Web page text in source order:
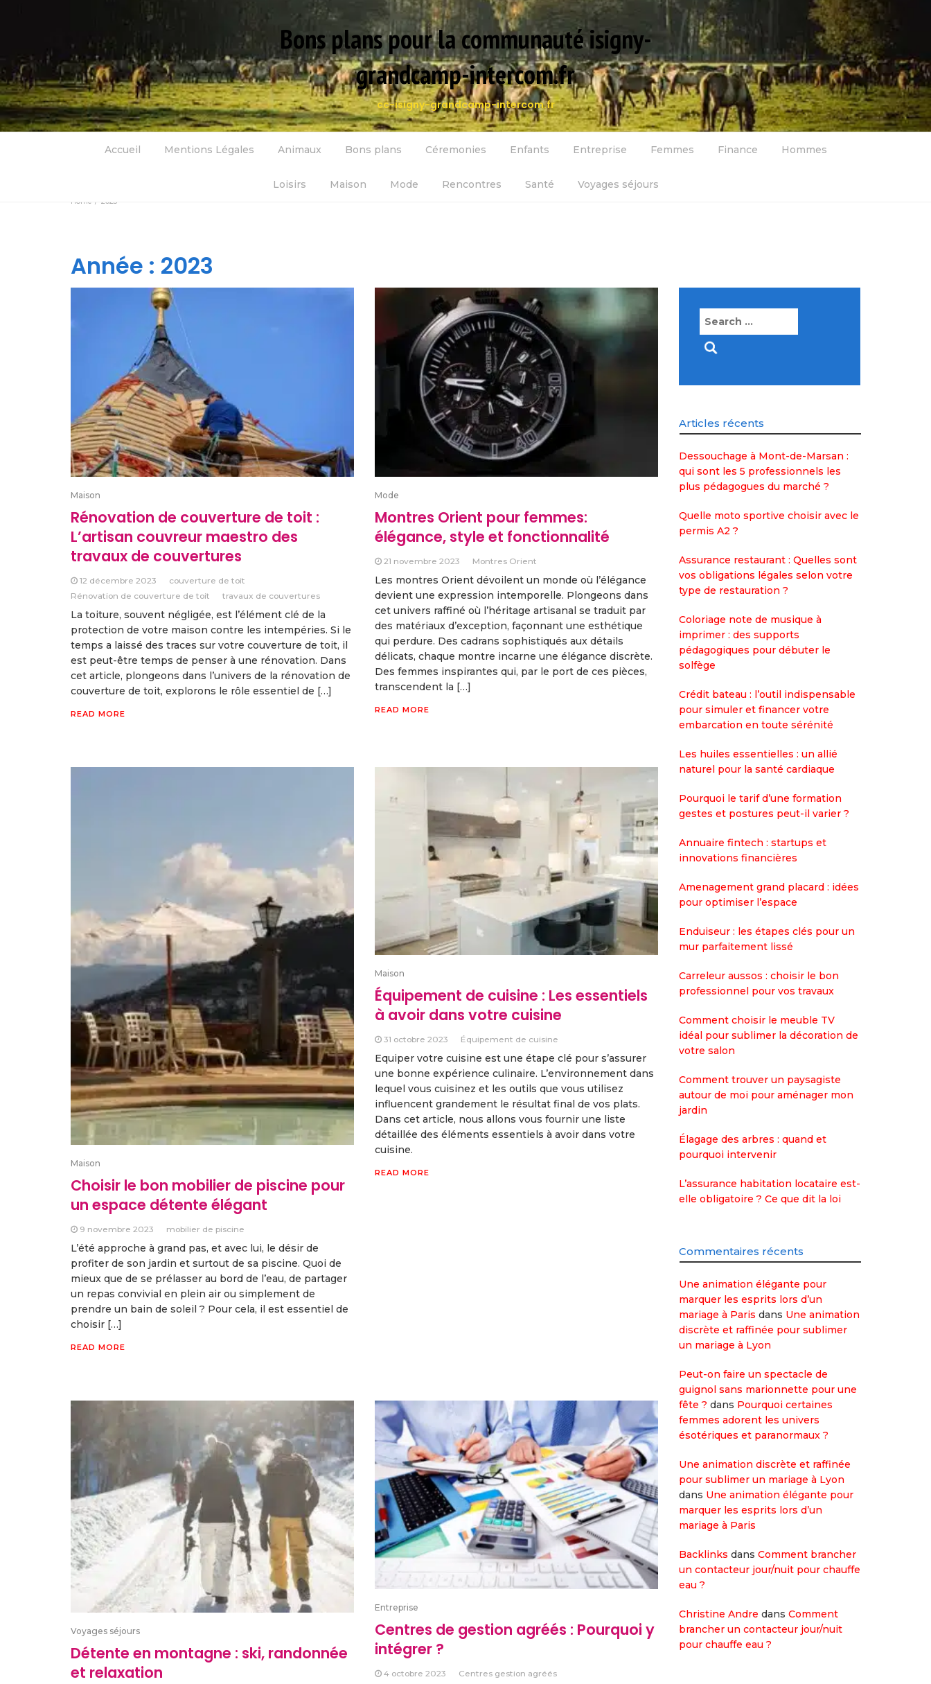
Bons plans pour la communauté isigny-
grandcamp-intercom.fr
cc-isigny-grandcamp-intercom.fr
Accueil Mentions Légales Animaux Bons plans Céremonies Enfants Entreprise Femmes Finance Hommes
Loisirs Maison Mode Rencontres Santé Voyages séjours
Home 2023
Année : 2023
Maison
Rénovation de couverture de toit :
L’artisan couvreur maestro des
travaux de couvertures
12 décembre 2023
couverture de toit
Rénovation de couverture de toit
travaux de couvertures
La toiture, souvent négligée, est l’élément clé de la
protection de votre maison contre les intempéries. Si le
temps a laissé des traces sur votre couverture de toit, il
est peut-être temps de penser à une rénovation. Dans
cet article, plongeons dans l’univers de la rénovation de
couverture de toit, explorons le rôle essentiel de […]
READ MORE
Mode
Montres Orient pour femmes:
élégance, style et fonctionnalité
21 novembre 2023 Montres Orient
Les montres Orient dévoilent un monde où l’élégance
devient une expression intemporelle. Plongeons dans
cet univers raffiné où l’héritage artisanal se traduit par
des matériaux d’exception, façonnant une esthétique
qui perdure. Des cadrans sophistiqués aux détails
délicats, chaque montre incarne une élégance discrète.
Des femmes inspirantes qui, par le port de ces pièces,
transcendent la […]
READ MORE
Maison
Choisir le bon mobilier de piscine pour
un espace détente élégant
9 novembre 2023 mobilier de piscine
L’été approche à grand pas, et avec lui, le désir de
profiter de son jardin et surtout de sa piscine. Quoi de
mieux que de se prélasser au bord de l’eau, de partager
un repas convivial en plein air ou simplement de
prendre un bain de soleil ? Pour cela, il est essentiel de
choisir […]
READ MORE
Maison
Équipement de cuisine : Les essentiels
à avoir dans votre cuisine
31 octobre 2023 Équipement de cuisine
Equiper votre cuisine est une étape clé pour s’assurer
une bonne expérience culinaire. L’environnement dans
lequel vous cuisinez et les outils que vous utilisez
influencent grandement le résultat final de vos plats.
Dans cet article, nous allons vous fournir une liste
détaillée des éléments essentiels à avoir dans votre
cuisine.
READ MORE
Voyages séjours
Détente en montagne : ski, randonnée
et relaxation
Entreprise
Centres de gestion agréés : Pourquoi y
intégrer ?
4 octobre 2023 Centres gestion agréés
Search
Articles récents
Dessouchage à Mont-de-Marsan :
qui sont les 5 professionnels les
plus pédagogues du marché ?
Quelle moto sportive choisir avec le
permis A2 ?
Assurance restaurant : Quelles sont
vos obligations légales selon votre
type de restauration ?
Coloriage note de musique à
imprimer : des supports
pédagogiques pour débuter le
solfège
Crédit bateau : l’outil indispensable
pour simuler et financer votre
embarcation en toute sérénité
Les huiles essentielles : un allié
naturel pour la santé cardiaque
Pourquoi le tarif d’une formation
gestes et postures peut-il varier ?
Annuaire fintech : startups et
innovations financières
Amenagement grand placard : idées
pour optimiser l’espace
Enduiseur : les étapes clés pour un
mur parfaitement lissé
Carreleur aussos : choisir le bon
professionnel pour vos travaux
Comment choisir le meuble TV
idéal pour sublimer la décoration de
votre salon
Comment trouver un paysagiste
autour de moi pour aménager mon
jardin
Élagage des arbres : quand et
pourquoi intervenir
L’assurance habitation locataire est-
elle obligatoire ? Ce que dit la loi
Commentaires récents
Une animation élégante pour
marquer les esprits lors d’un
mariage à Paris dans Une animation
discrète et raffinée pour sublimer
un mariage à Lyon
Peut-on faire un spectacle de
guignol sans marionnette pour une
fête ? dans Pourquoi certaines
femmes adorent les univers
ésotériques et paranormaux ?
Une animation discrète et raffinée
pour sublimer un mariage à Lyon
dans Une animation élégante pour
marquer les esprits lors d’un
mariage à Paris
Backlinks dans Comment brancher
un contacteur jour/nuit pour chauffe
eau ?
Christine Andre dans Comment
brancher un contacteur jour/nuit
pour chauffe eau ?